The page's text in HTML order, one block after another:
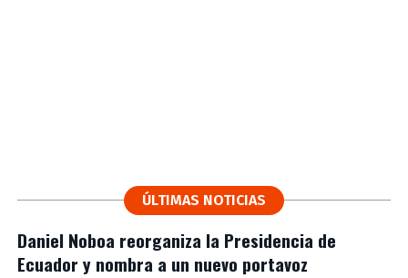
ÚLTIMAS NOTICIAS
Daniel Noboa reorganiza la Presidencia de
Ecuador y nombra a un nuevo portavoz